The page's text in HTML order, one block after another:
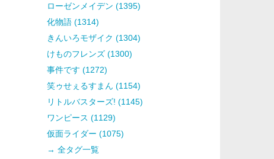
ローゼンメイデン (1395)
化物語 (1314)
きんいろモザイク (1304)
けものフレンズ (1300)
事件です (1272)
笑ゥせぇるすまん (1154)
リトルバスターズ! (1145)
ワンピース (1129)
仮面ライダー (1075)
→ 全タグ一覧